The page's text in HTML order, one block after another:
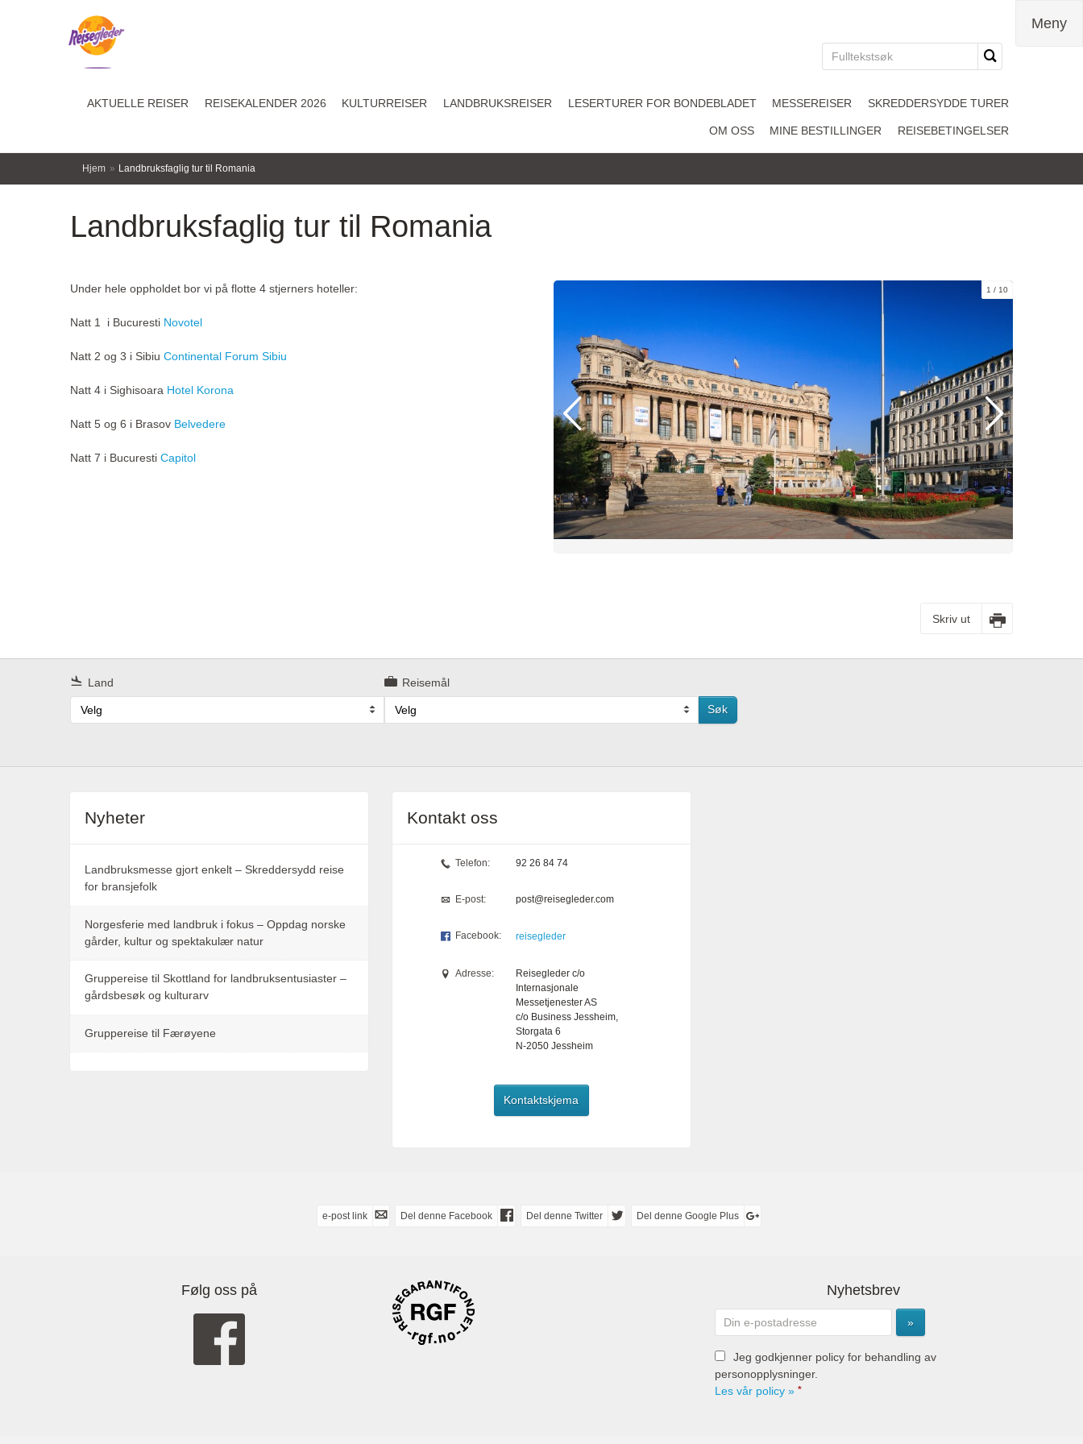
AKTUELLE REISER REISEKALENDER 2026 KULTURREISER LANDBRUKSREISER LESERTURER FOR BONDEBLADET MESSEREISER SKREDDERSYDDE TURER
OM OSS MINE BESTILLINGER REISEBETINGELSER
Hjem » Landbruksfaglig tur til Romania
Landbruksfaglig tur til Romania
1 10
Under hele oppholdet bor vi på flotte 4 stjerners hoteller:
Natt 1 i Bucuresti Novotel
Natt 2 og 3 i Sibiu Continental Forum Sibiu
Natt 4 i Sighisoara Hotel Korona
Natt 5 og 6 i Brasov Belvedere
Natt 7 i Bucuresti Capitol
Skriv ut
Land
Velg
Reisemål
Velg Søk
Nyheter
Landbruksmesse gjort enkelt – Skreddersydd reise
for bransjefolk
Norgesferie med landbruk i fokus – Oppdag norske
gårder, kultur og spektakulær natur
Gruppereise til Skottland for landbruksentusiaster –
gårdsbesøk og kulturarv
Gruppereise til Færøyene
Kontakt oss
Telefon: 92 26 84 74
E-post: post@reisegleder.com
Facebook: reisegleder
Adresse:
Reisegleder c/o
Internasjonale
Messetjenester AS
c/o Business Jessheim,
Storgata 6
N-2050Jessheim
Kontaktskjema
e-post link Del denne Facebook Del denne Twitter Del denne Google Plus
Følg oss på Nyhetsbrev
Jeg godkjenner policy for behandling av
personopplysninger.
Les vår policy » *
Meny